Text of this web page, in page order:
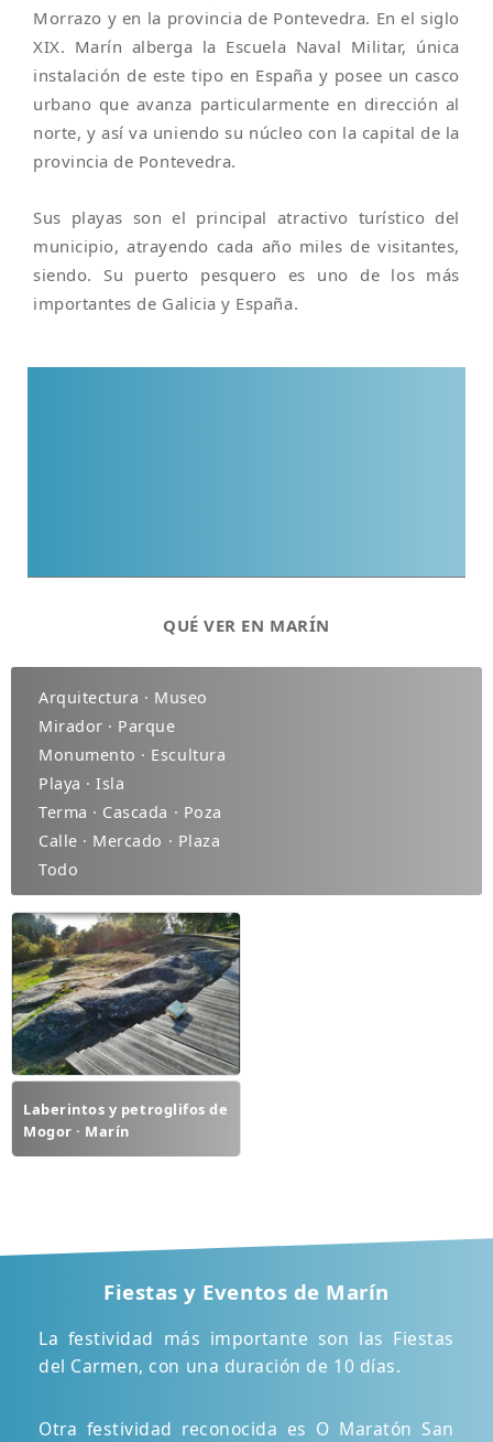
Morrazo y en la provincia de Pontevedra. En el siglo
XIX. Marín alberga la Escuela Naval Militar, única
instalación de este tipo en España y posee un casco
urbano que avanza particularmente en dirección al
norte, y así va uniendo su núcleo con la capital de la
provincia de Pontevedra.
Sus playas son el principal atractivo turístico del
municipio, atrayendo cada año miles de visitantes,
siendo. Su puerto pesquero es uno de los más
importantes de Galicia y España.
QUÉ VER EN MARÍN
Arquitectura · Museo
Mirador · Parque
Monumento · Escultura
Playa · Isla
Terma · Cascada · Poza
Calle · Mercado · Plaza
Todo
Laberintos y petroglifos de
Mogor · Marín
Fiestas y Eventos de Marín
La festividad más importante son las Fiestas
del Carmen, con una duración de 10 días.
Otra festividad reconocida es O Maratón San